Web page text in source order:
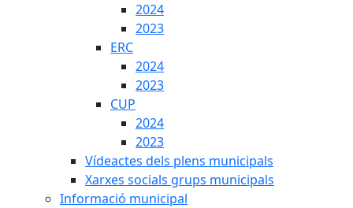
2024
2023
ERC
2024
2023
CUP
2024
2023
Vídeactes dels plens municipals
Xarxes socials grups municipals
Informació municipal